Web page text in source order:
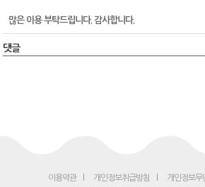
많은 이용 부탁드립니다. 감사합니다.
댓글
이용약관 개인정보취급방침 개인정보무